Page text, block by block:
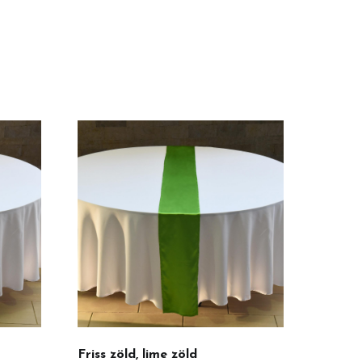
Friss zöld, lime zöld